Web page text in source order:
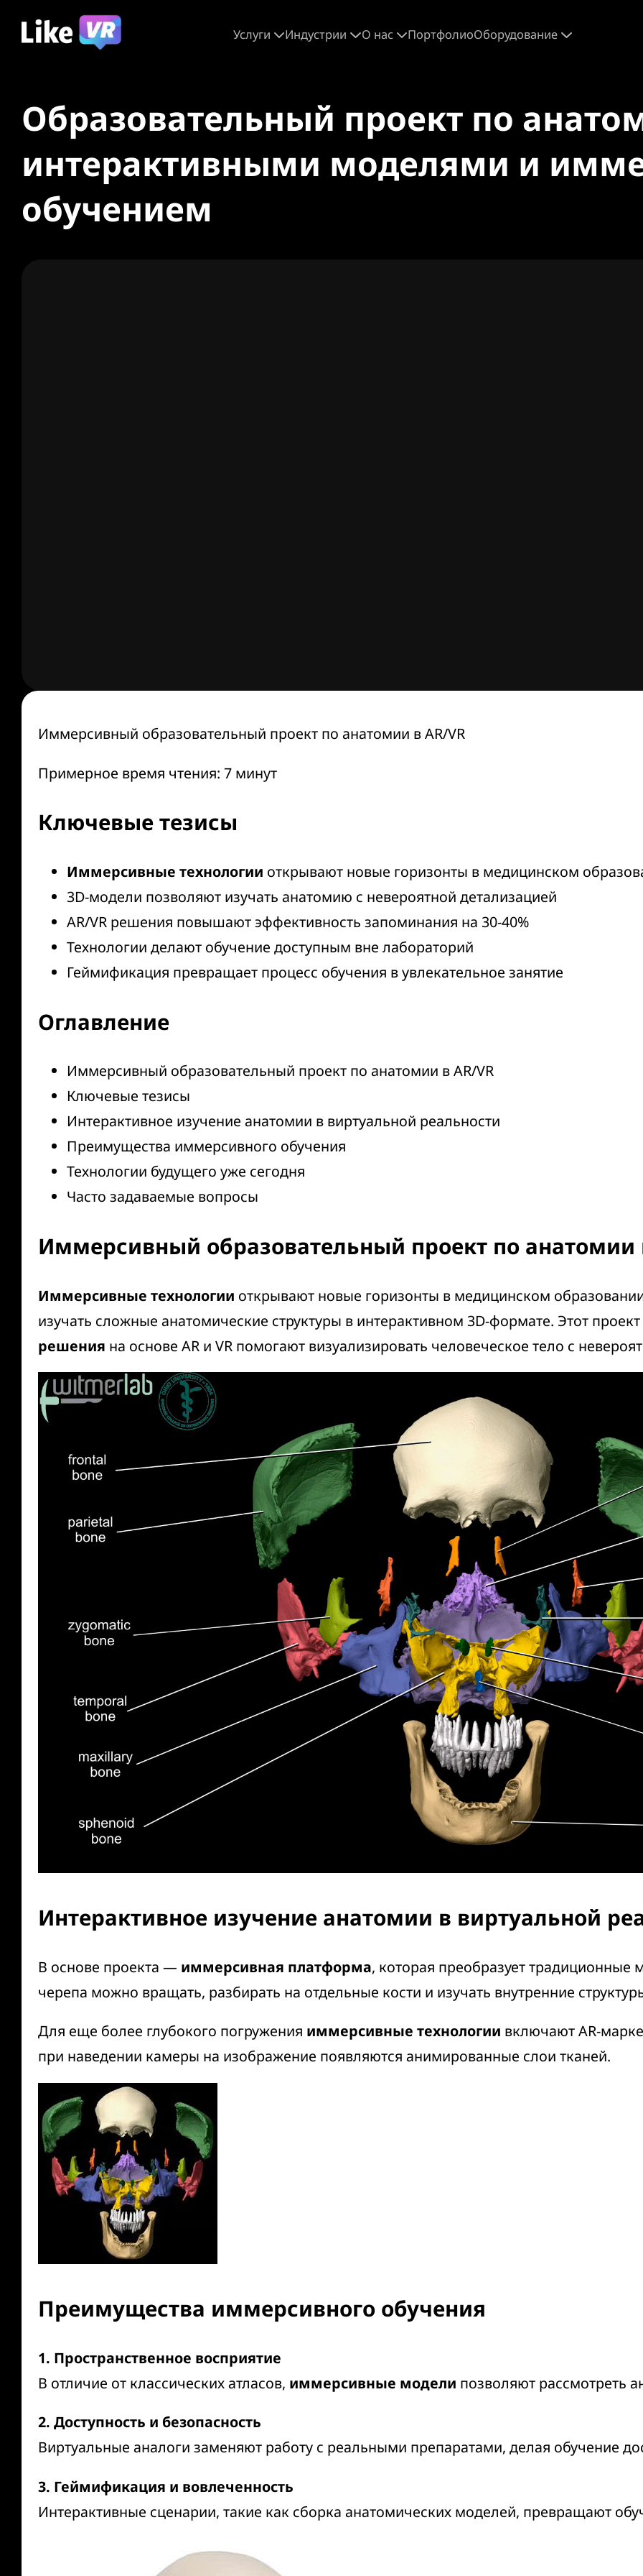
Услуги Индустрии О нас ПортфолиоОборудование
Образовательный проект по
интерактивными моделями и
обучением
Иммерсивный образовательный проект по анатомии в AR/VR
Примерное время чтения: 7 минут
Ключевые тезисы
Иммерсивные технологии открывают новые горизонты в медицинском
3D-модели позволяют изучать анатомию с невероятной детализацией
AR/VR решения повышают эффективность запоминания на 30-40%
Технологии делают обучение доступным вне лабораторий
Геймификация превращает процесс обучения в увлекательное занятие
Оглавление
Иммерсивный образовательный проект по анатомии в AR/VR
Ключевые тезисы
Интерактивное изучение анатомии в виртуальной реальности
Преимущества иммерсивного обучения
Технологии будущего уже сегодня
Часто задаваемые вопросы
Иммерсивный образовательный проект по анатомии
Иммерсивные технологии открывают новые горизонты в медицинском
изучать сложные анатомические структуры в интерактивном 3D-формате. Этот
решения на основе AR и VR помогают визуализировать человеческое тело с
Интерактивное изучение анатомии в виртуальной
В основе проекта — иммерсивная платформа, которая преобразует
черепа можно вращать, разбирать на отдельные кости и изучать внутренние
Для еще более глубокого погружения иммерсивные технологии включают AR-
при наведении камеры на изображение появляются анимированные слои тканей.
Преимущества иммерсивного обучения
1. Пространственное восприятие
В отличие от классических атласов, иммерсивные модели позволяют рассмотреть
2. Доступность и безопасность
Виртуальные аналоги заменяют работу с реальными препаратами, делая обучение
3. Геймификация и вовлеченность
Интерактивные сценарии, такие как сборка анатомических моделей, превращают